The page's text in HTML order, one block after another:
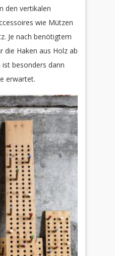
den vertikalen
wie Mützen
Je nach benötigtem
die Haken aus Holz ab
besonders dann
erwartet.